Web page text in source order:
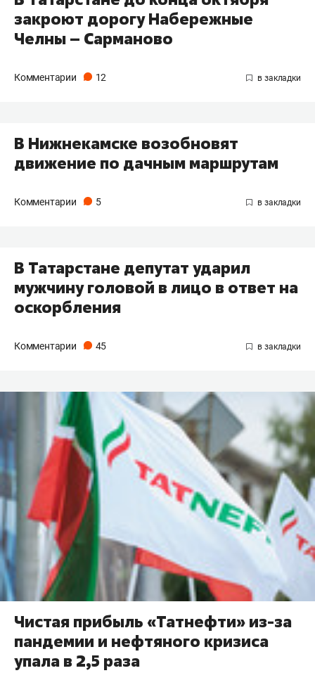
закроют дорогу Набережные
Челны – Сарманово
Комментарии 12
В Нижнекамске возобновят
движение по дачным маршрутам
Комментарии 5
В Татарстане депутат ударил
мужчину головой в лицо в ответ на
оскорбления
Комментарии 45
Чистая прибыль «Татнефти» из-за
пандемии и нефтяного кризиса
упала в 2,5 раза